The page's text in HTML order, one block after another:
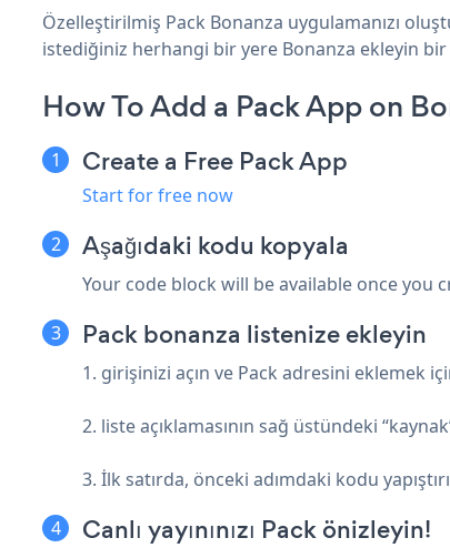
Özelleştirilmiş Pack Bonanza uygulamanızı
istediğiniz herhangi bir yere Bonanza ekleyin bir
How To Add a Pack App on
Create a Free Pack App
Start for free now
Aşağıdaki kodu kopyala
Your code block will be available once you
Pack bonanza listenize ekleyin
1. girişinizi açın ve Pack adresini eklemek
2. liste açıklamasının sağ üstündeki
3. İlk satırda, önceki adımdaki kodu
Canlı yayınınızı Pack önizleyin!